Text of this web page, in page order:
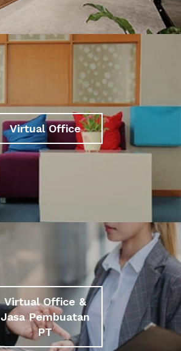
Virtual Office
Virtual Office &
Jasa Pembuatan
PT